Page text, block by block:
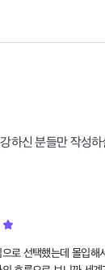
하신 분들만 작성하
로 선택했는데 몰입해